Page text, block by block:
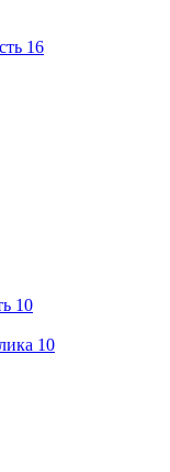
16
10
10